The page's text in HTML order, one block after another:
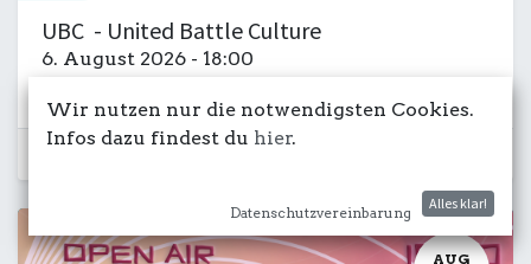
UBC - United Battle Culture
6. August 2026 - 18:00
AUG
Wir nutzen nur die notwendigsten Cookies.
Infos dazu findest du hier.
Datenschutzvereinbarung
Alles klar!